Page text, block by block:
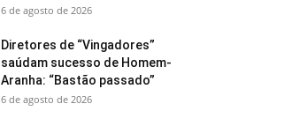
6 de agosto de 2026
Diretores de “Vingadores”
saúdam sucesso de Homem-
Aranha: “Bastão passado”
6 de agosto de 2026